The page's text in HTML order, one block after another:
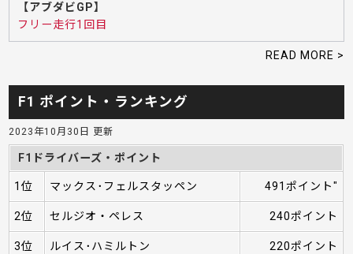
【アブダビGP】
フリー走行1回目
READ MORE >
F1 ポイント・ランキング
2023年10月30日 更新
F1ドライバーズ・ポイント
1位 マックス･フェルスタッペン 491ポイント"
2位 セルジオ・ペレス 240ポイント
3位 ルイス･ハミルトン 220ポイント